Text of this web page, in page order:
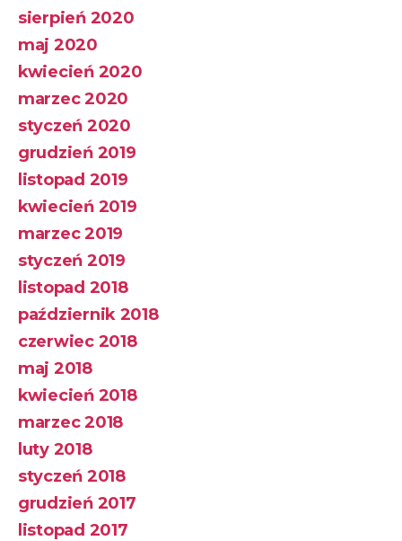
sierpień 2020
maj 2020
kwiecień 2020
marzec 2020
styczeń 2020
grudzień 2019
listopad 2019
kwiecień 2019
marzec 2019
styczeń 2019
listopad 2018
październik 2018
czerwiec 2018
maj 2018
kwiecień 2018
marzec 2018
luty 2018
styczeń 2018
grudzień 2017
listopad 2017